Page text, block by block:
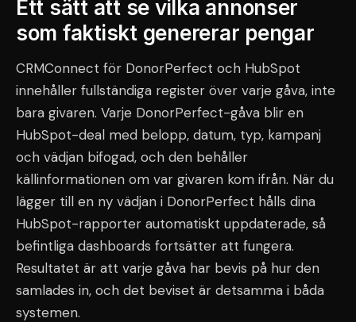
Ett sätt att se vilka annonser
som faktiskt genererar pengar
CRMConnect för DonorPerfect och HubSpot
innehåller fullständiga register över varje gåva, inte
bara givaren. Varje DonorPerfect-gåva blir en
HubSpot-deal med belopp, datum, typ, kampanj
och vädjan bifogad, och den behåller
källinformationen om var givaren kom ifrån. När du
lägger till en ny vädjan i DonorPerfect hålls dina
HubSpot-rapporter automatiskt uppdaterade, så
befintliga dashboards fortsätter att fungera.
Resultatet är att varje gåva har bevis på hur den
samlades in, och det beviset är detsamma i båda
systemen.